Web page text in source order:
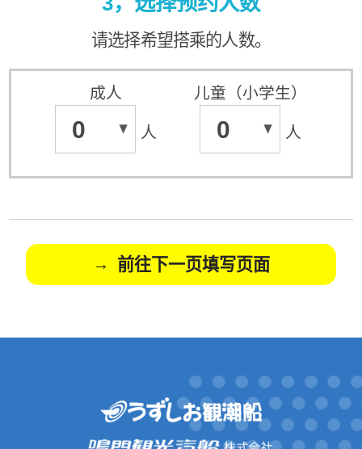
请选择希望搭乘的人数。
成人
0 人
儿童（小学生）
0 人
前往下一页填写页面